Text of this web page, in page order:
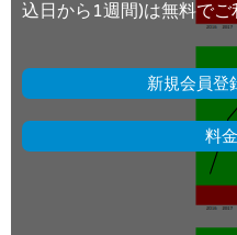
込日から1週間)は無料でご
新規会員登
料